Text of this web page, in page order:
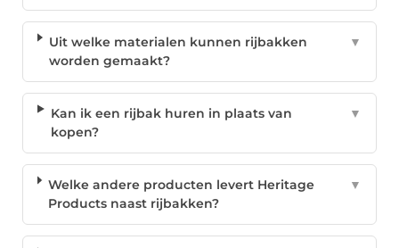
Uit welke materialen kunnen rijbakken
worden gemaakt?
▼
Kan ik een rijbak huren in plaats van
kopen?
▼
Welke andere producten levert Heritage
Products naast rijbakken?
▼